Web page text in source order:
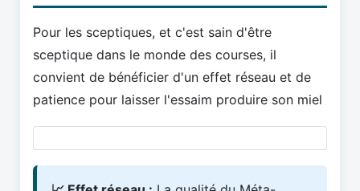
Pour les sceptiques, et c'est sain d'être
sceptique dans le monde des courses, il
convient de bénéficier d'un effet réseau et de
patience pour laisser l'essaim produire son miel